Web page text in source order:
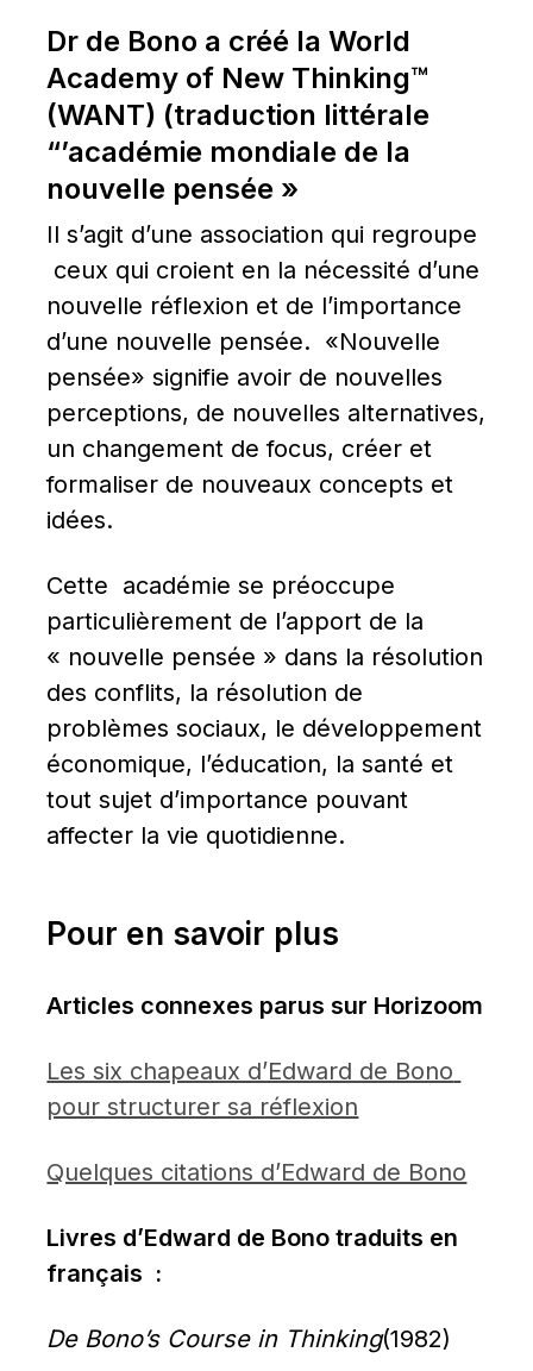
Dr de Bono a créé la World
Academy of New Thinking™
(WANT) (traduction littérale
“’académie mondiale de la
nouvelle pensée »
Il s’agit d’une association qui regroupe
ceux qui croient en la nécessité d’une
nouvelle réflexion et de l’importance
d’une nouvelle pensée.  «Nouvelle
pensée» signifie avoir de nouvelles
perceptions, de nouvelles alternatives,
un changement de focus, créer et
formaliser de nouveaux concepts et
idées.
Cette  académie se préoccupe
particulièrement de l’apport de la
« nouvelle pensée » dans la résolution
des conflits, la résolution de
problèmes sociaux, le développement
économique, l’éducation, la santé et
tout sujet d’importance pouvant
affecter la vie quotidienne.
Pour en savoir plus
Articles connexes parus sur Horizoom
Les six chapeaux d’Edward de Bono
pour structurer sa réflexion
Quelques citations d’Edward de Bono
Livres d’Edward de Bono traduits en
français  :
De Bono’s Course in Thinking(1982)